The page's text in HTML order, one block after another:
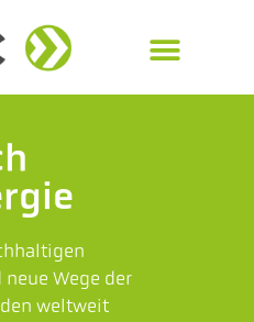
Wege der
weltweit